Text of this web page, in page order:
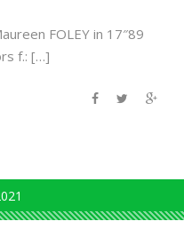
FOLEY in 17″89
f.: […]